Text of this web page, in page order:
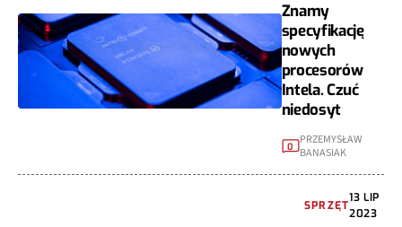
Znamy
specyfikację
nowych
procesorów
Intela. Czuć
niedosyt
0
PRZEMYSŁAW
BANASIAK
SPRZĘT
13 LIP
2023